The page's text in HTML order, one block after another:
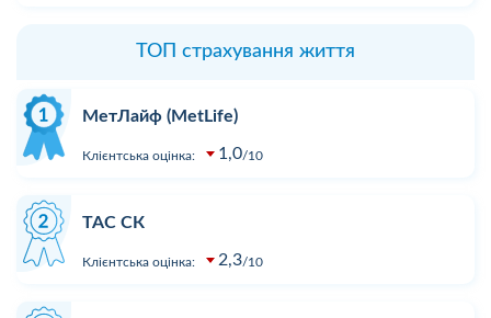
ТОП страхування життя
МетЛайф (MetLife)
Клієнтська оцінка: 1,0 10
ТАС СК
Клієнтська оцінка: 2,3 10